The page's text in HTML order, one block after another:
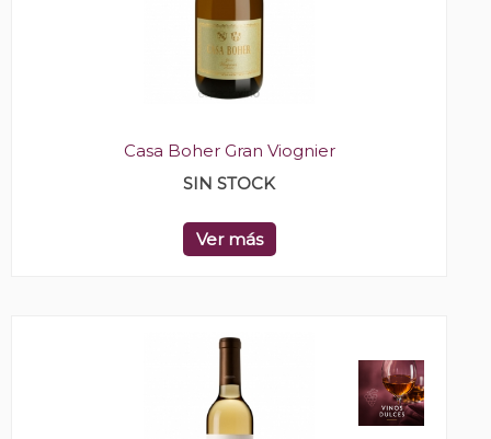
Casa Boher Gran Viognier
SIN STOCK
Ver más